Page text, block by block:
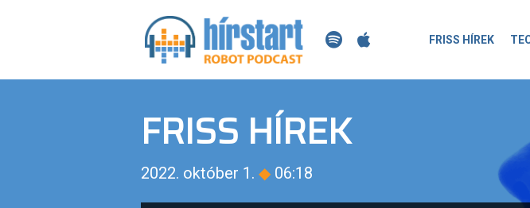
FRISS HÍREK
FRISS HÍREK
2022. október 1. ◆ 06:18